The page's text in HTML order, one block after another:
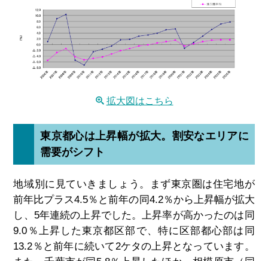
拡大図はこちら
東京都心は上昇幅が拡大。割安なエリアに
需要がシフト
地域別に見ていきましょう。まず東京圏は住宅地が
前年比プラス4.5％と前年の同4.2％から上昇幅が拡大
し、5年連続の上昇でした。上昇率が高かったのは同
9.0％上昇した東京都区部で、特に区部都心部は同
13.2％と前年に続いて2ケタの上昇となっています。